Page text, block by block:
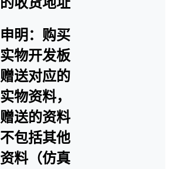
申明：购买
实物开发板
赠送对应的
实物资料，
赠送的资料
不包括其他
资料（仿真